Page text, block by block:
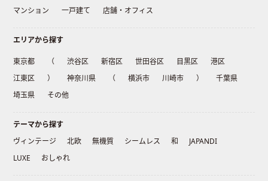
マンション
一戸建て 店舗・オフィス
エリアから探す
東京都 （ 渋谷区 新宿区 世田谷区 目黒区
港区
江東区
） 神奈川県 （ 横浜市 川崎市 ）
千葉県
埼玉県
その他
テーマから探す
ヴィンテージ
北欧 無機質 シームレス 和
JAPANDI
LUXE
おしゃれ